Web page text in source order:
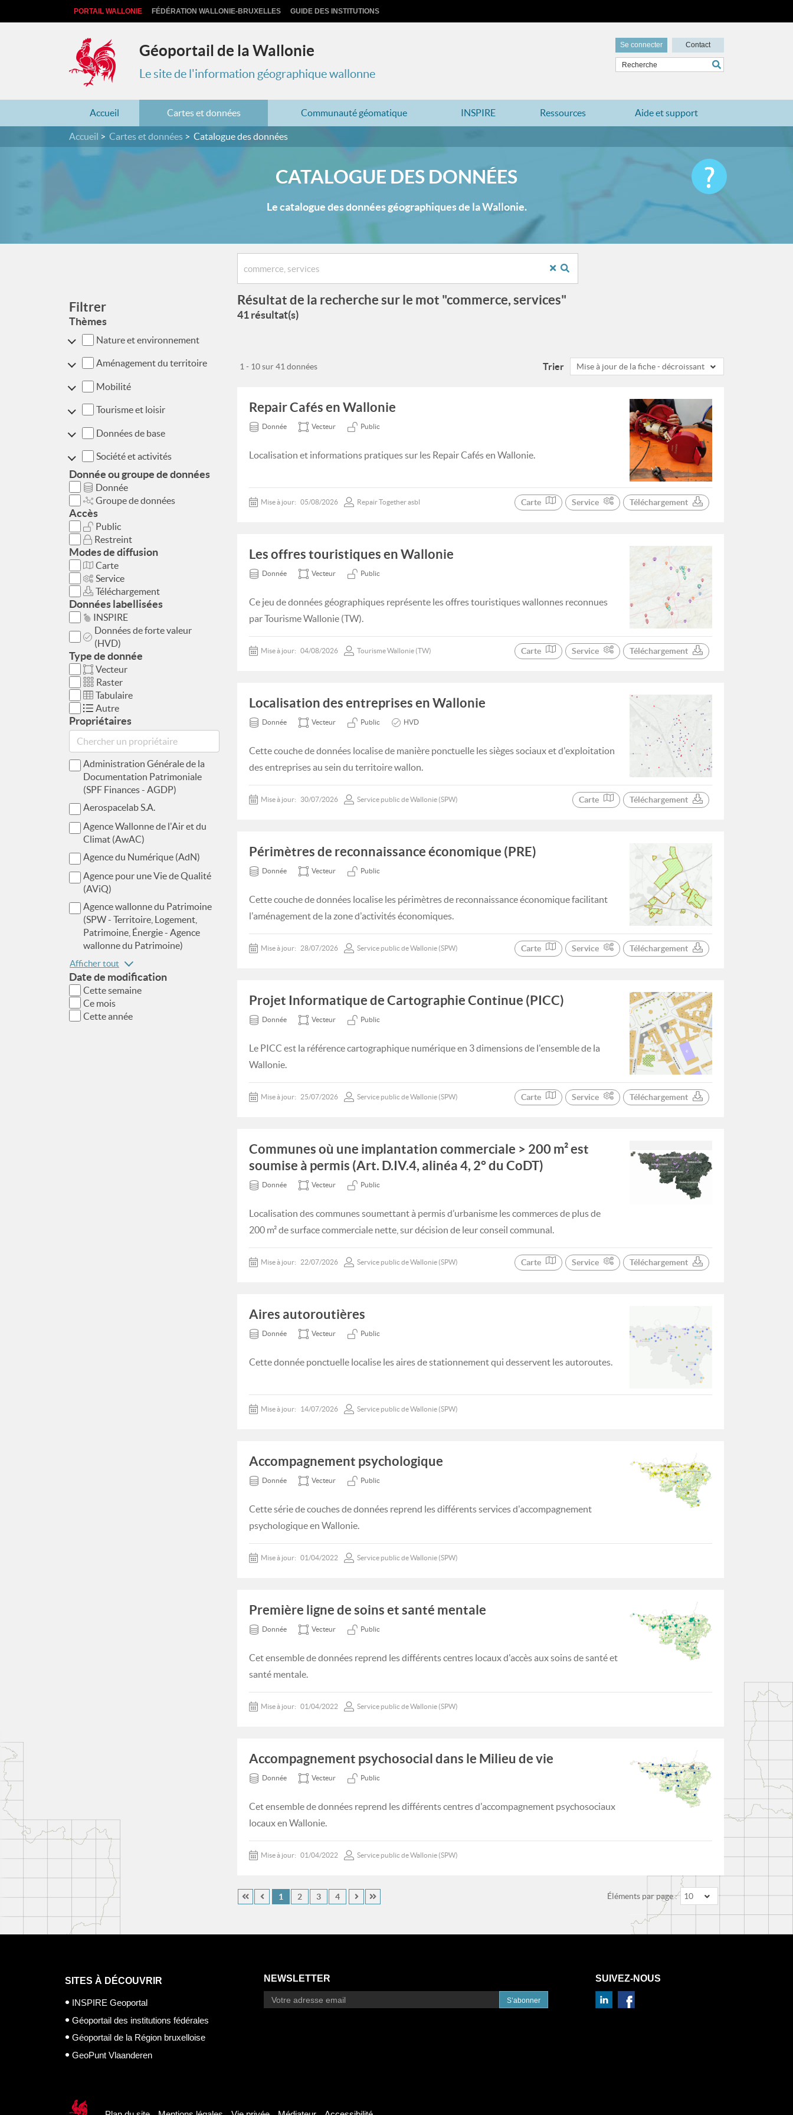
PORTAIL WALLONIE FÉDÉRATION WALLONIE-BRUXELLES GUIDE DES INSTITUTIONS
Géoportail de la Wallonie
Le site de l'information géographique wallonne
Se connecter Contact
Accueil Cartes et données Communauté géomatique INSPIRE Ressources Aide et support
Accueil Cartes et données Catalogue des données
CATALOGUE DES DONNÉES
Le catalogue des données géographiques de la Wallonie.
Filtrer
Thèmes
Nature et environnement
Aménagement du territoire
Mobilité
Tourisme et loisir
Données de base
Société et activités
Donnée ou groupe de données
Donnée
Groupe de données
Accès
Public
Restreint
Modes de diffusion
Carte
Service
Téléchargement
Données labellisées
INSPIRE
Données de forte valeur
(HVD)
Type de donnée
Vecteur
Raster
Tabulaire
Autre
Propriétaires
Administration Générale de la
Documentation Patrimoniale
(SPF Finances - AGDP)
Aerospacelab S.A.
Agence Wallonne de l'Air et du
Climat (AwAC)
Agence du Numérique (AdN)
Agence pour une Vie de Qualité
(AViQ)
Agence wallonne du Patrimoine
(SPW - Territoire, Logement,
Patrimoine, Énergie - Agence
wallonne du Patrimoine)
Afficher tout
Date de modification
Cette semaine
Ce mois
Cette année
Résultat de la recherche sur le mot "commerce, services"
41 résultat(s)
Trier Mise à jour de la fiche - décroissant
1 - 10 sur 41 données
Repair Cafés en Wallonie
Donnée Vecteur Public
Localisation et informations pratiques sur les Repair Cafés en Wallonie.
Mise à jour: 05/08/2026 Repair Together asbl Carte Service Téléchargement
Les offres touristiques en Wallonie
Donnée Vecteur Public
Ce jeu de données géographiques représente les offres touristiques wallonnes reconnues
par Tourisme Wallonie (TW).
Mise à jour: 04/08/2026 Tourisme Wallonie (TW) Carte Service Téléchargement
Localisation des entreprises en Wallonie
Donnée Vecteur Public HVD
Cette couche de données localise de manière ponctuelle les sièges sociaux et d'exploitation
des entreprises au sein du territoire wallon.
Mise à jour: 30/07/2026 Service public de Wallonie (SPW) Carte Téléchargement
Périmètres de reconnaissance économique (PRE)
Donnée Vecteur Public
Cette couche de données localise les périmètres de reconnaissance économique facilitant
l'aménagement de la zone d'activités économiques.
Mise à jour: 28/07/2026 Service public de Wallonie (SPW) Carte Service Téléchargement
Projet Informatique de Cartographie Continue (PICC)
Donnée Vecteur Public
Le PICC est la référence cartographique numérique en 3 dimensions de l'ensemble de la
Wallonie.
Mise à jour: 25/07/2026 Service public de Wallonie (SPW) Carte Service Téléchargement
Communes où une implantation commerciale > 200 m² est
soumise à permis (Art. D.IV.4, alinéa 4, 2° du CoDT)
Donnée Vecteur Public
Localisation des communes soumettant à permis d’urbanisme les commerces de plus de
200 m² de surface commerciale nette, sur décision de leur conseil communal.
Mise à jour: 22/07/2026 Service public de Wallonie (SPW) Carte Service Téléchargement
Aires autoroutières
Donnée Vecteur Public
Cette donnée ponctuelle localise les aires de stationnement qui desservent les autoroutes.
Mise à jour: 14/07/2026 Service public de Wallonie (SPW)
Accompagnement psychologique
Donnée Vecteur Public
Cette série de couches de données reprend les différents services d'accompagnement
psychologique en Wallonie.
Mise à jour: 01/04/2022 Service public de Wallonie (SPW)
Première ligne de soins et santé mentale
Donnée Vecteur Public
Cet ensemble de données reprend les différents centres locaux d'accès aux soins de santé et
santé mentale.
Mise à jour: 01/04/2022 Service public de Wallonie (SPW)
Accompagnement psychosocial dans le Milieu de vie
Donnée Vecteur Public
Cet ensemble de données reprend les différents centres d'accompagnement psychosociaux
locaux en Wallonie.
Mise à jour: 01/04/2022 Service public de Wallonie (SPW)
Éléments par page : 10
1 2 3 4
SITES À DÉCOUVRIR
INSPIRE Geoportal
Géoportail des institutions fédérales
Géoportail de la Région bruxelloise
GeoPunt Vlaanderen
NEWSLETTER
S’abonner
SUIVEZ-NOUS